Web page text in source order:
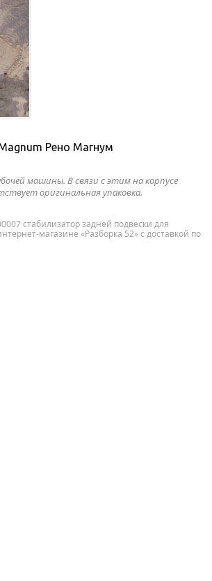
Рено Магнум
машины. В связи с этим на корпусе
оригинальная упаковка.
стабилизатор задней подвески для
магазине «Разборка 52» с доставкой по